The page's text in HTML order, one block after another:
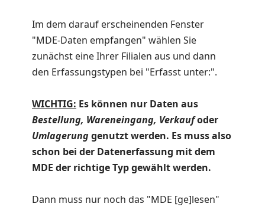
Im dem darauf erscheinenden Fenster
"MDE-Daten empfangen" wählen Sie
zunächst eine Ihrer Filialen aus und dann
den Erfassungstypen bei "Erfasst unter:".
WICHTIG: Es können nur Daten aus
Bestellung, Wareneingang, Verkaufoder
Umlagerunggenutzt werden. Es muss also
schon bei der Datenerfassung mit dem
MDE der richtige Typ gewählt werden.
Dann muss nur noch das "MDE [ge]lesen"